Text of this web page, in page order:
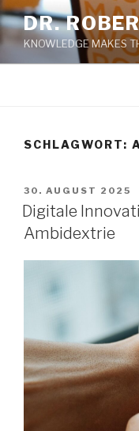
Zum
Inhalt
springen
DR.
KNOWLEDGE MAKES
SCHLAGWORT:
VERÖFFENTLICHT
AM
30. AUGUST 2025
Digitale
Ambidextrie